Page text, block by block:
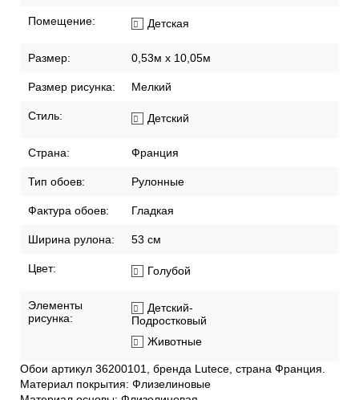
Помещение: Детская
Размер: 0,53м x 10,05м
Размер рисунка: Мелкий
Стиль: Детский
Страна: Франция
Тип обоев: Рулонные
Фактура обоев: Гладкая
Ширина рулона: 53 см
Цвет: Голубой
Элементы
рисунка:
Детский-
Подростковый
Животные
Обои артикул 36200101, бренда Lutece, страна Франция.
Материал покрытия: Флизелиновые